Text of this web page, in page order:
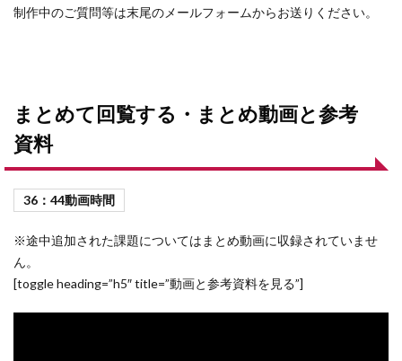
制作中のご質問等は末尾のメールフォームからお送りください。
まとめて回覧する・まとめ動画と参考
資料
36：44動画時間
※途中追加された課題についてはまとめ動画に収録されていませ
ん。
[toggle heading=”h5″ title=”動画と参考資料を見る”]